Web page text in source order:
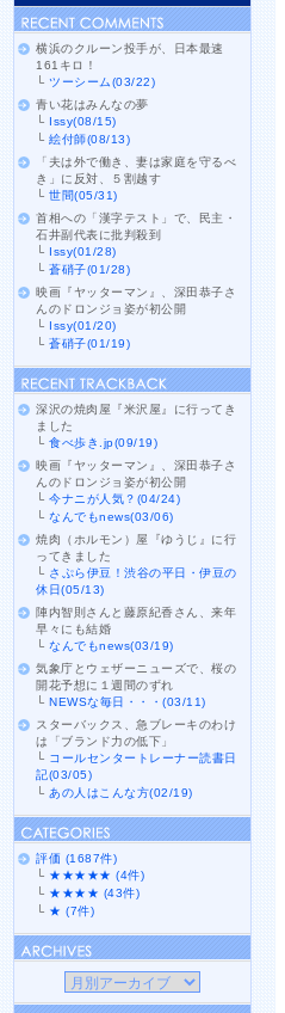
横浜のクルーン投手が、日本最速
161キロ！
└ツーシーム(03/22)
青い花はみんなの夢
└ Issy(08/15)
└絵付師(08/13)
「夫は外で働き、妻は家庭を守るべ
き」に反対、５割越す
└世間(05/31)
首相への「漢字テスト」で、民主・
石井副代表に批判殺到
└ Issy(01/28)
└蒼硝子(01/28)
映画『ヤッターマン』、深田恭子さ
んのドロンジョ姿が初公開
└ Issy(01/20)
└蒼硝子(01/19)
深沢の焼肉屋『米沢屋』に行ってき
ました
└食べ歩き.jp(09/19)
映画『ヤッターマン』、深田恭子さ
んのドロンジョ姿が初公開
└今ナニが人気？(04/24)
└なんでもnews(03/06)
焼肉（ホルモン）屋『ゆうじ』に行
ってきました
└ さぷら伊豆！渋谷の平日・伊豆の
休日(05/13)
陣内智則さんと藤原紀香さん、来年
早々にも結婚
└なんでもnews(03/19)
気象庁とウェザーニューズで、桜の
開花予想に１週間のずれ
└NEWSな毎日・・・(03/11)
スターバックス、急ブレーキのわけ
は「ブランド力の低下」
└ コールセンタートレーナー読書日
記(03/05)
└ あの人はこんな方(02/19)
評価 (1687件)
└ ★★★★★ (4件)
└ ★★★★ (43件)
└ ★ (7件)